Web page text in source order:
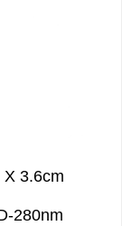
尚墨黑
280nm